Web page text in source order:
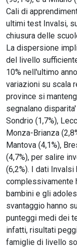
Cali di
ultimi test Invalsi,
chiusura delle
La dispersione
del livello
10% nell'ultimo
variazioni su scala
province si
segnalano
Sondrio (1,7%),
Monza-Brianza
Mantova (4,1%),
(4,7%), per salire
(6,2%). I dati
complessivamente
bambini e gli
svantaggio hanno
punteggi medi dei
infatti, risultati
famiglie di livello